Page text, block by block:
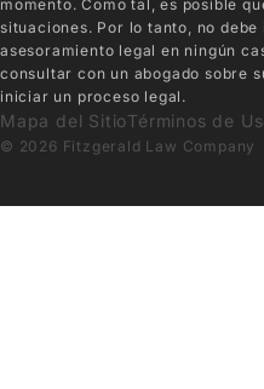
momento. Como tal, es posible
situaciones. Por lo tanto, no
asesoramiento legal en ningún
consultar con un abogado sobre
iniciar un proceso legal.
Mapa del SitioTérminos de
© 2026 Fitzgerald Law Company